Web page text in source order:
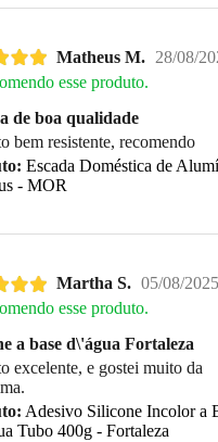
Matheus M. 28/08/
esse produto.
de boa qualidade
bem resistente, recomendo
Escada Doméstica de
- MOR
Martha S. 05/08/2025
esse produto.
a base d\'água Fortaleza
excelente, e gostei muito da
Adesivo Silicone Incolor a
Tubo 400g - Fortaleza